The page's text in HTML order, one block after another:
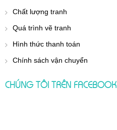
Chất lượng tranh
Quá trình vẽ tranh
Hình thức thanh toán
Chính sách vận chuyển
CHÚNG TÔI TRÊN FACEBOOK